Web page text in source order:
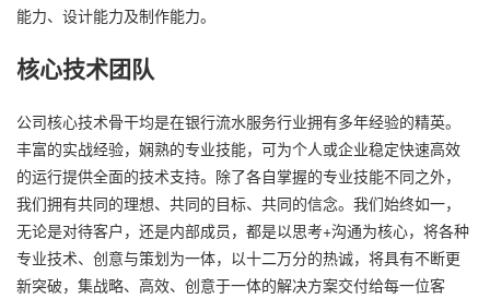
能力、设计能力及制作能力。
核心技术团队
公司核心技术骨干均是在银行流水服务行业拥有多年经验的精英。
丰富的实战经验，娴熟的专业技能，可为个人或企业稳定快速高效
的运行提供全面的技术支持。除了各自掌握的专业技能不同之外，
我们拥有共同的理想、共同的目标、共同的信念。我们始终如一，
无论是对待客户，还是内部成员，都是以思考+沟通为核心，将各种
专业技术、创意与策划为一体，以十二万分的热诚，将具有不断更
新突破，集战略、高效、创意于一体的解决方案交付给每一位客